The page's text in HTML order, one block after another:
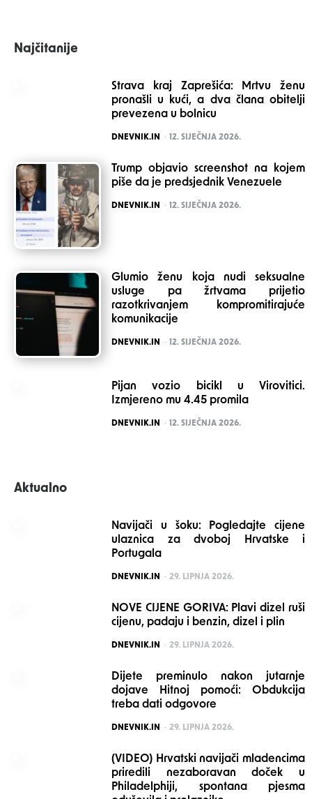
Najčitanije
Strava kraj Zaprešića: Mrtvu ženu
pronašli u kući, a dva člana obitelji
prevezena u bolnicu
POSTED
DNEVNIK.IN 12. SIJEČNJA 2026.
Trump objavio screenshot na kojem
piše da je predsjednik Venezuele
POSTED
DNEVNIK.IN 12. SIJEČNJA 2026.
Glumio ženu koja nudi seksualne
usluge pa žrtvama prijetio
razotkrivanjem kompromitirajuće
komunikacije
POSTED
DNEVNIK.IN 12. SIJEČNJA 2026.
Pijan vozio bicikl u Virovitici.
Izmjereno mu 4.45 promila
POSTED
DNEVNIK.IN 12. SIJEČNJA 2026.
Aktualno
Navijači u šoku: Pogledajte cijene
ulaznica za dvoboj Hrvatske i
Portugala
POSTED
DNEVNIK.IN 29. LIPNJA 2026.
NOVE CIJENE GORIVA: Plavi dizel ruši
cijenu, padaju i benzin, dizel i plin
POSTED
DNEVNIK.IN 29. LIPNJA 2026.
Dijete preminulo nakon jutarnje
dojave Hitnoj pomoći: Obdukcija
treba dati odgovore
POSTED
DNEVNIK.IN 29. LIPNJA 2026.
(VIDEO) Hrvatski navijači mladencima
priredili nezaboravan doček u
Philadelphiji, spontana pjesma